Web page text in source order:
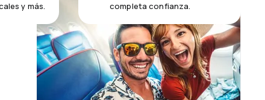
y más.
completa confianza.